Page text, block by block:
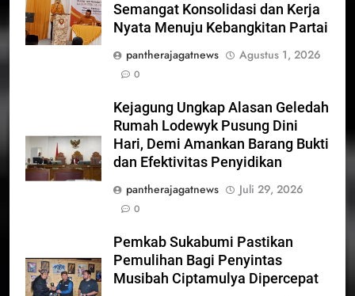
Semangat Konsolidasi dan Kerja
Nyata Menuju Kebangkitan Partai
pantherajagatnews
Agustus 1, 2026
0
Kejagung Ungkap Alasan Geledah
Rumah Lodewyk Pusung Dini
Hari, Demi Amankan Barang Bukti
dan Efektivitas Penyidikan
pantherajagatnews
Juli 29, 2026
0
Pemkab Sukabumi Pastikan
Pemulihan Bagi Penyintas
Musibah Ciptamulya Dipercepat